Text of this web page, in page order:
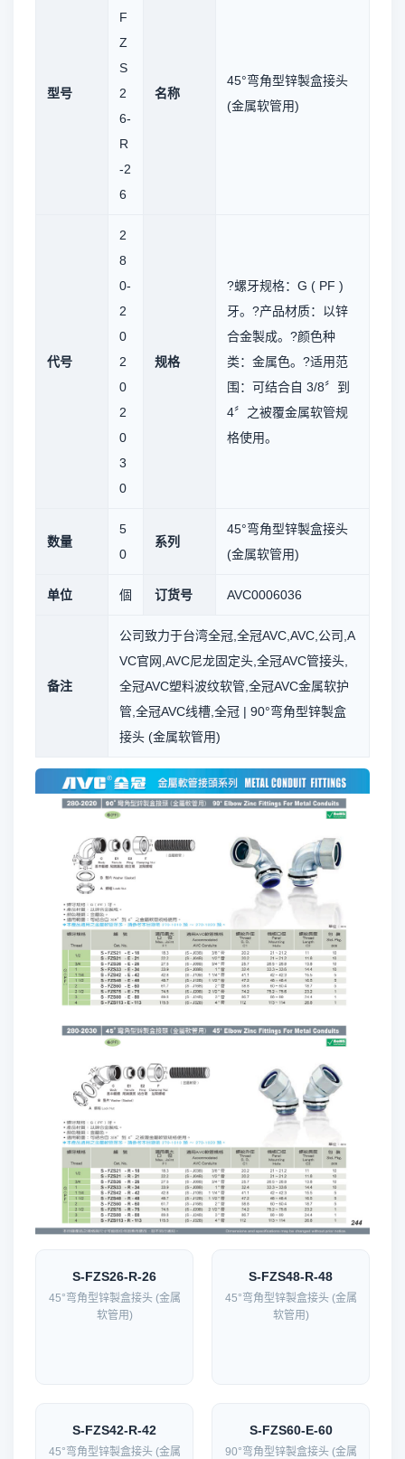
型号
F
Z
S
2
6-
R
-2
6
名称
45°弯角型锌製盒接头
(金属软管用)
代号
2
8
0-
2
0
2
0
2
0
3
0
规格
?螺牙规格：G ( PF )
牙。?产品材质：以锌
合金製成。?颜色种
类：金属色。?适用范
围：可结合自 3/8〞到
4〞之被覆金属软管规
格使用。
数量
5
0
系列
45°弯角型锌製盒接头
(金属软管用)
单位 個 订货号 AVC0006036
备注
公司致力于台湾全冠,全冠AVC,AVC,公司,A
VC官网,AVC尼龙固定头,全冠AVC管接头,
全冠AVC塑料波纹软管,全冠AVC金属软护
管,全冠AVC线槽,全冠 | 90°弯角型锌製盒
接头 (金属软管用)
S-FZS26-R-26
45°弯角型锌製盒接头 (金属
软管用)
S-FZS48-R-48
45°弯角型锌製盒接头 (金属
软管用)
S-FZS42-R-42
45°弯角型锌製盒接头 (金属
S-FZS60-E-60
90°弯角型锌製盒接头 (金属